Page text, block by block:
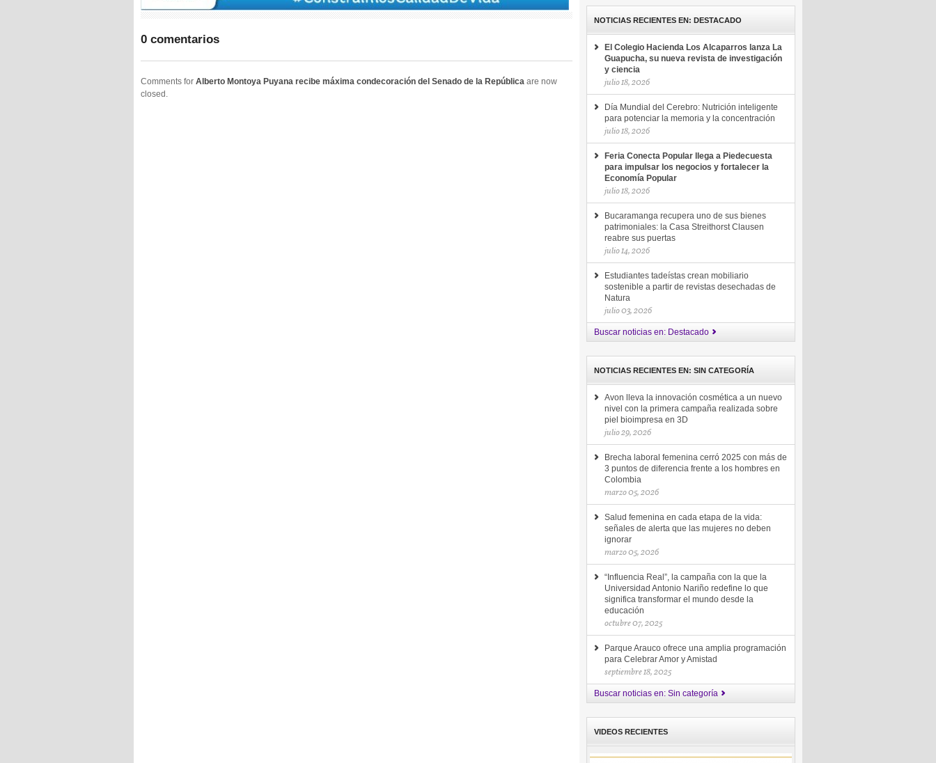
0 comentarios
Comments for Alberto Montoya Puyana recibe máxima condecoración del Senado de la República are now
closed.
NOTICIAS RECIENTES EN: DESTACADO
El Colegio Hacienda Los Alcaparros lanza La
Guapucha, su nueva revista de investigación
y ciencia
julio 18, 2026
Día Mundial del Cerebro: Nutrición inteligente
para potenciar la memoria y la concentración
julio 18, 2026
Feria Conecta Popular llega a Piedecuesta
para impulsar los negocios y fortalecer la
Economía Popular
julio 18, 2026
Bucaramanga recupera uno de sus bienes
patrimoniales: la Casa Streithorst Clausen
reabre sus puertas
julio 14, 2026
Estudiantes tadeístas crean mobiliario
sostenible a partir de revistas desechadas de
Natura
julio 03, 2026
Buscar noticias en: Destacado
NOTICIAS RECIENTES EN: SIN CATEGORÍA
Avon lleva la innovación cosmética a un nuevo
nivel con la primera campaña realizada sobre
piel bioimpresa en 3D
julio 29, 2026
Brecha laboral femenina cerró 2025 con más de
3 puntos de diferencia frente a los hombres en
Colombia
marzo 05, 2026
Salud femenina en cada etapa de la vida:
señales de alerta que las mujeres no deben
ignorar
marzo 05, 2026
“Influencia Real”, la campaña con la que la
Universidad Antonio Nariño redefine lo que
significa transformar el mundo desde la
educación
octubre 07, 2025
Parque Arauco ofrece una amplia programación
para Celebrar Amor y Amistad
septiembre 18, 2025
Buscar noticias en: Sin categoría
VIDEOS RECIENTES